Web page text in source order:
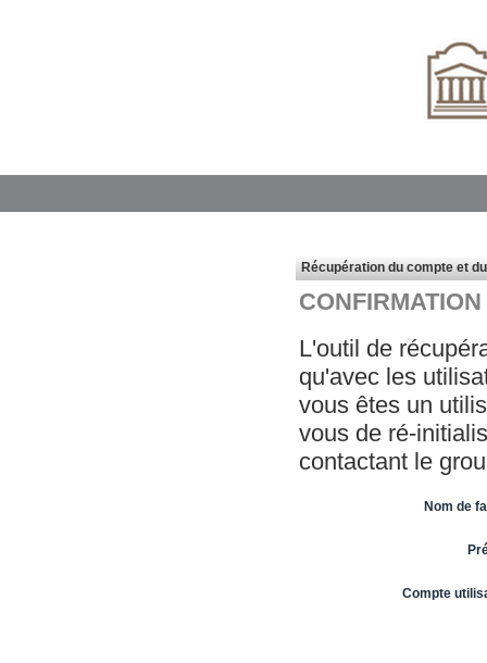
Récupération du compte et
L'outil de
qu'avec les
vous êtes un
vous de ré-
contactant le
Nom de
Compte